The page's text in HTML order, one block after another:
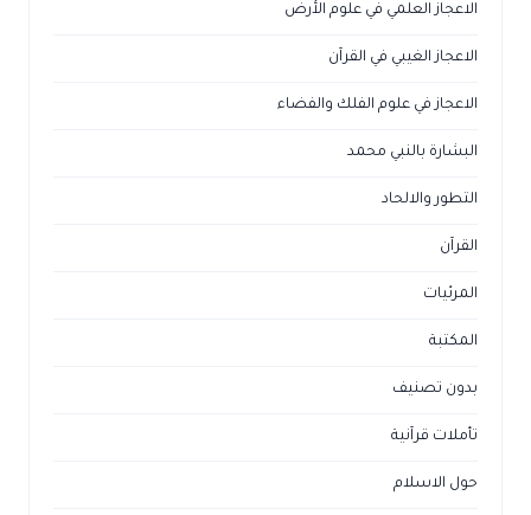
الاعجاز العلمي في علوم الأرض
الاعجاز الغيبي في القرآن
الاعجاز في علوم الفلك والفضاء
البشارة بالنبي محمد
التطور والالحاد
القرآن
المرئيات
المكتبة
بدون تصنيف
تأملات قرآنية
حول الاسلام